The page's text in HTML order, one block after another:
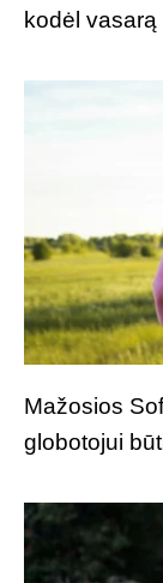
kodėl
Mažosios
globotojui